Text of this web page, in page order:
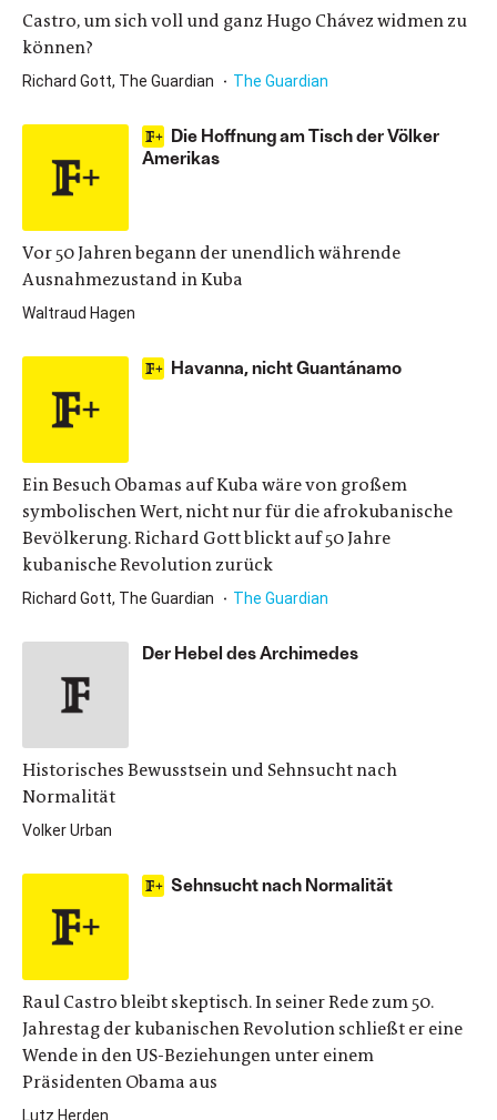
Castro, um sich voll und ganz Hugo Chávez widmen zu
können?
Richard Gott, The Guardian The Guardian
Die Hoffnung am Tisch der Völker
Amerikas
Vor 50 Jahren begann der unendlich währende
Ausnahmezustand in Kuba
Waltraud Hagen
Havanna, nicht Guantánamo
Ein Besuch Obamas auf Kuba wäre von großem
symbolischen Wert, nicht nur für die afrokubanische
Bevölkerung. Richard Gott blickt auf 50 Jahre
kubanische Revolution zurück
Richard Gott, The Guardian The Guardian
Der Hebel des Archimedes
Historisches Bewusstsein und Sehnsucht nach
Normalität
Volker Urban
Sehnsucht nach Normalität
Raul Castro bleibt skeptisch. In seiner Rede zum 50.
Jahrestag der kubanischen Revolution schließt er eine
Wende in den US-Beziehungen unter einem
Präsidenten Obama aus
Lutz Herden